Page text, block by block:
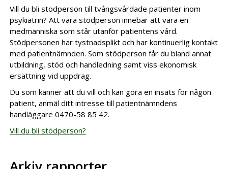
Vill du bli stödperson till tvångsvårdade patienter inom
psykiatrin? Att vara stödperson innebär att vara en
medmänniska som står utanför patientens vård.
Stödpersonen har tystnadsplikt och har kontinuerlig kontakt
med patientnämnden. Som stödperson får du bland annat
utbildning, stöd och handledning samt viss ekonomisk
ersättning vid uppdrag.
Du som känner att du vill och kan göra en insats för någon
patient, anmäl ditt intresse till patientnämndens
handläggare 0470-58 85 42.
Vill du bli stödperson?